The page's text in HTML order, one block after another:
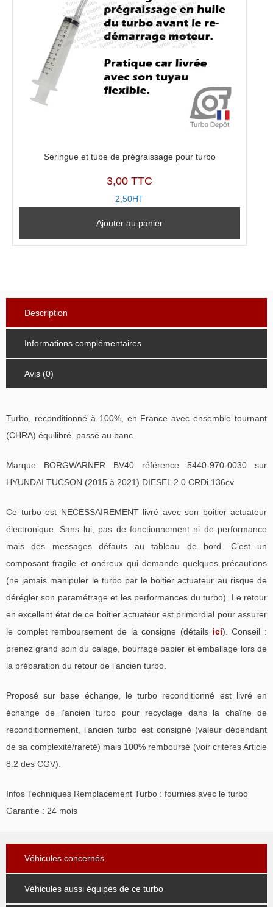
Seringue et tube de prégraissage pour turbo
3,00 TTC
2,50HT
Ajouter au panier
Description
Informations complémentaires
Avis (0)
Turbo, reconditionné à 100%, en France avec ensemble tournant
(CHRA) équilibré, passé au banc.
Marque BORGWARNER BV40 référence 5440-970-0030 sur
HYUNDAI TUCSON (2015 à 2021) DIESEL 2.0 CRDi 136cv
Ce turbo est NECESSAIREMENT livré avec son boitier actuateur
électronique. Sans lui, pas de fonctionnement ni de performance
mais des messages défauts au tableau de bord. C’est un
composant fragile et onéreux qui demande quelques précautions
(ne jamais manipuler le turbo par le boitier actuateur au risque de
dérégler son paramétrage et les performances du turbo). Le retour
en excellent état de ce boitier actuateur est primordial pour assurer
le complet remboursement de la consigne (détails ici). Conseil :
prenez grand soin du calage, bourrage papier et emballage lors de
la préparation du retour de l’ancien turbo.
Proposé sur base échange, le turbo reconditionné est livré en
échange de l’ancien turbo pour recyclage dans la chaîne de
reconditionnement, l’ancien turbo est consigné (valeur dépendant
de sa complexité/rareté) mais 100% remboursé (voir critères Article
8.2 des CGV).
Infos Techniques Remplacement Turbo : fournies avec le turbo
Garantie : 24 mois
Véhicules concernés
Véhicules aussi équipés de ce turbo